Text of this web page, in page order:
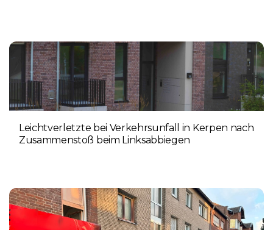
Leichtverletzte bei Verkehrsunfall in Kerpen nach
Zusammenstoß beim Linksabbiegen